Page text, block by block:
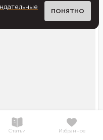
ПОНЯТНО
Статьи Избранное